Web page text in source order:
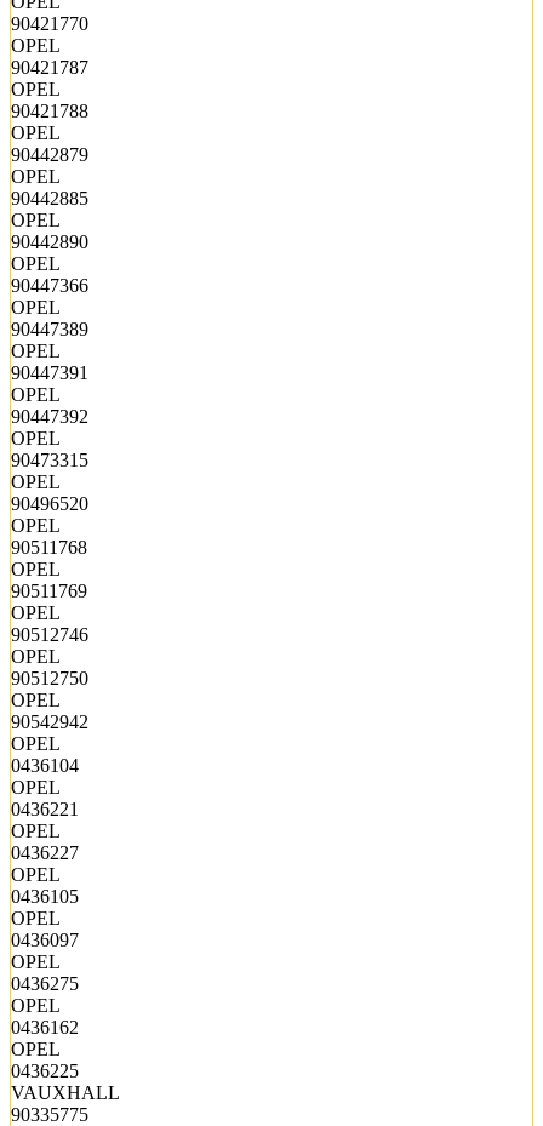
90421770
OPEL
90421787
OPEL
90421788
OPEL
90442879
OPEL
90442885
OPEL
90442890
OPEL
90447366
OPEL
90447389
OPEL
90447391
OPEL
90447392
OPEL
90473315
OPEL
90496520
OPEL
90511768
OPEL
90511769
OPEL
90512746
OPEL
90512750
OPEL
90542942
OPEL
0436104
OPEL
0436221
OPEL
0436227
OPEL
0436105
OPEL
0436097
OPEL
0436275
OPEL
0436162
OPEL
0436225
VAUXHALL
90335775